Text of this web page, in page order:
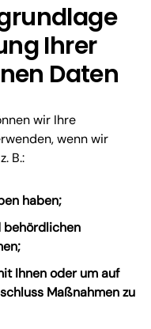
Ihrer
Daten
wir Ihre
wenn wir
B.:
haben;
behördlichen
Ihnen oder um auf
Maßnahmen zu